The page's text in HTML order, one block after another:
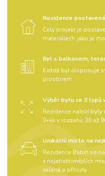
Rezidence
Celý projekt je
materiálech jako je
Byt s balkonem,
Každý byt disponuje
prostorem
Výběr bytu ze 3 typů
Rezidence nabízí byty
3+kk v rozsahu 30 až
Unikátní místo na
Rezidence Babín se
z nejatraktivnějších
zeleně a přírody